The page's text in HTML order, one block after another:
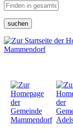
suchen